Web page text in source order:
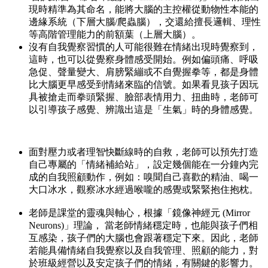
現時精準為其命名，能將大腦的主控權從動物性本能的
邊緣系統（下層大腦/爬蟲腦），交還給擅長邏輯、理性
等高階管理能力的前額葉（上層大腦）。
沒有自我覺察習慣的人可能很難在情緒出現時覺察到，
這時，也可以從覺察身體感受開始。例如偏頭痛、呼吸
急促、聲量變大、肩膀緊繃或不自覺握拳等，都是身體
比大腦更早感受到情緒來臨的信號。如果看見孩子因玩
具被搶走而拳頭緊握、臉部表情用力、扭曲時，老師可
以引導孩子感覺、辨識出這是「生氣」時的身體感覺。
面對壓力或者理智快斷線時的自救，老師可以預先打造
自己專屬的「情緒補給站」，設定幾個能在一分鐘內完
成的自我照顧動作，例如：嗅聞自己喜歡的精油、喝一
大口冰水，觀察冰水經過喉嚨的感覺或緊緊抱住抱枕。
老師是課堂的靈魂與軸心，根據「鏡像神經元 (Mirror
Neurons)」理論， 當老師情緒穩定時，也能與孩子們相
互感染，孩子們的大腦也會跟著穩定下來。因此，老師
若能具備情緒自我覺察以及自我管理、照顧的能力，對
於班級經營以及安定孩子們的情緒，有關鍵的影響力。